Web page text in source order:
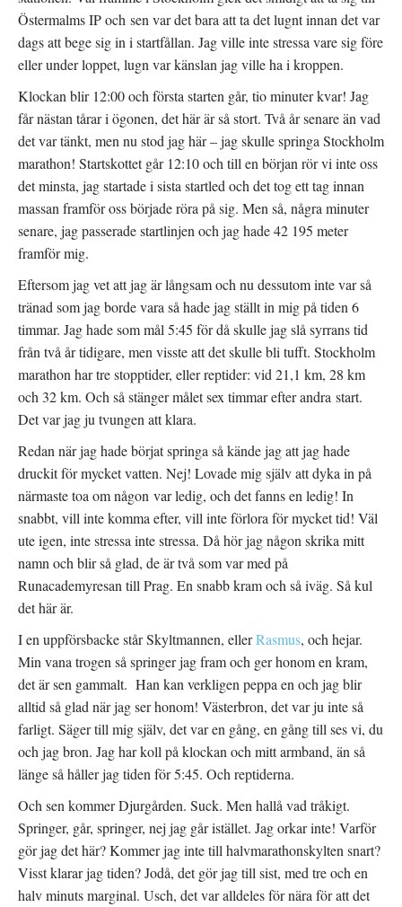
Östermalms IP och sen var det bara att ta det lugnt innan det var
dags att bege sig in i startfållan. Jag ville inte stressa vare sig före
eller under loppet, lugn var känslan jag ville ha i kroppen.
Klockan blir 12:00 och första starten går, tio minuter kvar! Jag
får nästan tårar i ögonen, det här är så stort. Två år senare än vad
det var tänkt, men nu stod jag här – jag skulle springa Stockholm
marathon! Startskottet går 12:10 och till en början rör vi inte oss
det minsta, jag startade i sista startled och det tog ett tag innan
massan framför oss började röra på sig. Men så, några minuter
senare, jag passerade startlinjen och jag hade 42 195 meter
framför mig.
Eftersom jag vet att jag är långsam och nu dessutom inte var så
tränad som jag borde vara så hade jag ställt in mig på tiden 6
timmar. Jag hade som mål 5:45 för då skulle jag slå syrrans tid
från två år tidigare, men visste att det skulle bli tufft. Stockholm
marathon har tre stopptider, eller reptider: vid 21,1 km, 28 km
och 32 km. Och så stänger målet sex timmar efter andra start.
Det var jag ju tvungen att klara.
Redan när jag hade börjat springa så kände jag att jag hade
druckit för mycket vatten. Nej! Lovade mig själv att dyka in på
närmaste toa om någon var ledig, och det fanns en ledig! In
snabbt, vill inte komma efter, vill inte förlora för mycket tid! Väl
ute igen, inte stressa inte stressa. Då hör jag någon skrika mitt
namn och blir så glad, de är två som var med på
Runacademyresan till Prag. En snabb kram och så iväg. Så kul
det här är.
I en uppförsbacke står Skyltmannen, ellerRasmus, och hejar.
Min vana trogen så springer jag fram och ger honom en kram,
det är sen gammalt. Han kan verkligen peppa en och jag blir
alltid så glad när jag ser honom! Västerbron, det var ju inte så
farligt. Säger till mig själv, det var en gång, en gång till ses vi, du
och jag bron. Jag har koll på klockan och mitt armband, än så
länge så håller jag tiden för 5:45. Och reptiderna.
Och sen kommer Djurgården. Suck. Men hallå vad tråkigt.
Springer, går, springer, nej jag går istället. Jag orkar inte! Varför
gör jag det här? Kommer jag inte till halvmarathonskylten snart?
Visst klarar jag tiden? Jodå, det gör jag till sist, med tre och en
halv minuts marginal. Usch, det var alldeles för nära för att det